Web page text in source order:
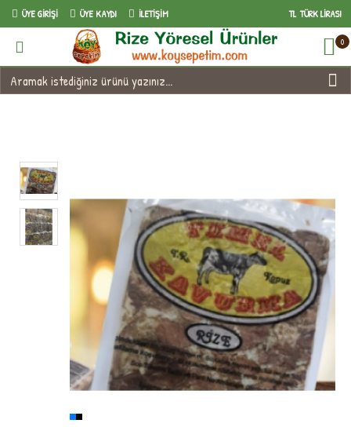
ÜYE GIRIŞI ÜYE KAYDI İLETIŞIM TL TÜRK LIRASI
0